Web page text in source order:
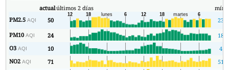
actualúltimos 2 días mín.
PM2.5AQI 50
23
PM10AQI 24
18
O3AQI 10
4
NO2AQI 71
51